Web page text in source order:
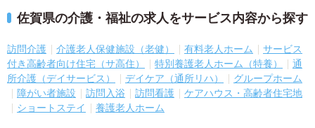
佐賀県の介護・福祉の求人をサービス内容から探す
訪問介護 介護老人保健施設（老健） 有料老人ホーム
サービス
付き高齢者向け住宅（サ高住）
特別養護老人ホーム（特養）
通
所介護（デイサービス）
デイケア（通所リハ）
グループホーム
障がい者施設
訪問入浴 訪問看護
ケアハウス・高齢者住宅地
ショートステイ
養護老人ホーム